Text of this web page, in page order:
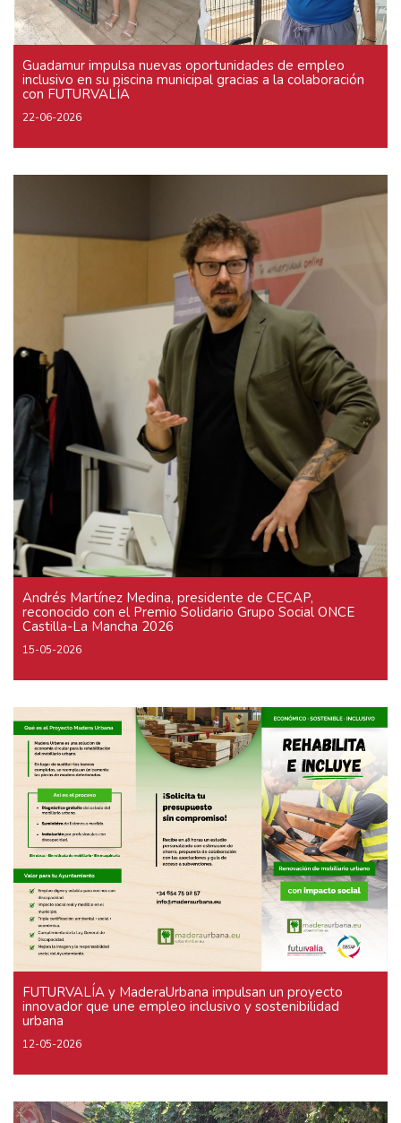
Guadamur impulsa nuevas oportunidades de empleo
inclusivo en su piscina municipal gracias a la colaboración
con FUTURVALÍA
22-06-2026
Andrés Martínez Medina, presidente de CECAP,
reconocido con el Premio Solidario Grupo Social ONCE
Castilla-La Mancha 2026
15-05-2026
FUTURVALÍA y MaderaUrbana impulsan un proyecto
innovador que une empleo inclusivo y sostenibilidad
urbana
12-05-2026